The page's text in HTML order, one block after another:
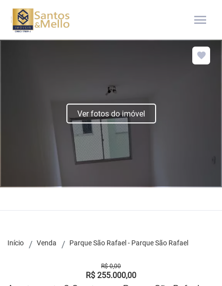
menu
Ver fotos do imóvel
Início Venda Parque São Rafael - Parque São Rafael
R$ 0,00
R$ 255.000,00